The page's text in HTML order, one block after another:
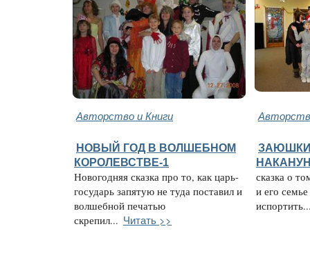
Авторство и Книги
НОВЫЙ ГОД В ВОЛШЕБНОМ
КОРОЛЕВСТВЕ-1
Новогодняя сказка про то, как царь-
государь запятую не туда поставил и
волшебной печатью
скрепил... Читать >>
сказка о
и его